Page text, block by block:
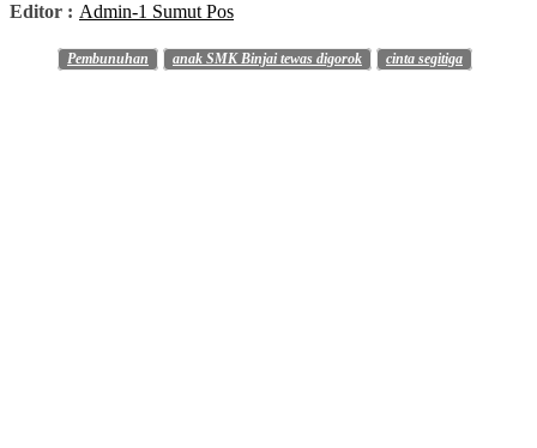
Editor : Admin-1 Sumut Pos
Pembunuhan anak SMK Binjai tewas digorok cinta segitiga